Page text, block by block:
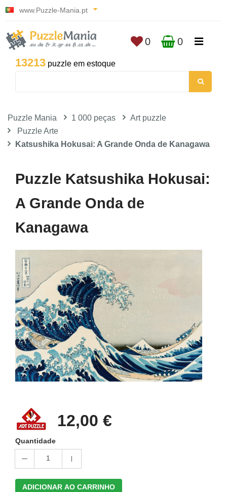
www.Puzzle-Mania.pt
13213 puzzle em estoque
0 0
Puzzle Mania 1 000 peças
Art puzzle
Puzzle Arte
Katsushika Hokusai: A Grande Onda de Kanagawa
Puzzle Katsushika Hokusai:
A Grande Onda de
Kanagawa
12,00 €
Quantidade
1
ADICIONAR AO CARRINHO